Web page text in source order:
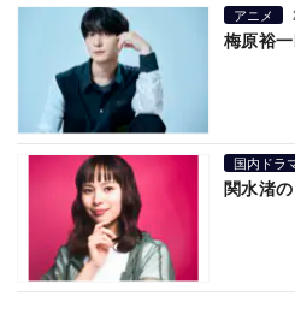
アニメ
梅原裕
国内ドラ
関水渚